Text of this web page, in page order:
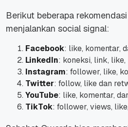
Berikut beberapa
menjalankan social signal:
Facebook: like, komentar,
LinkedIn: koneksi, link,
Instagram: follower, like,
Twitter: follow, like dan
YouTube: like, komentar,
TikTok: follower, views,